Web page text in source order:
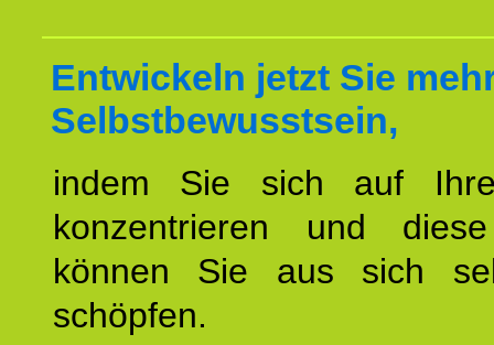
Entwickeln jetzt Sie
Selbstbewusstsein,
indem Sie sich auf
konzentrieren und
können Sie aus sich
schöpfen.